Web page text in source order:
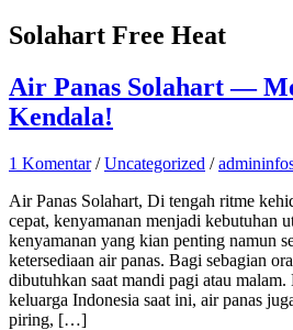
Solahart Free Heat
Air Panas Solahart —
Kendala!
1 Komentar /Uncategorized /
Air Panas Solahart, Di tengah ritme
cepat, kenyamanan menjadi kebutuhan
kenyamanan yang kian penting namun
ketersediaan air panas. Bagi sebagian
dibutuhkan saat mandi pagi atau
keluarga Indonesia saat ini, air panas
piring, […]